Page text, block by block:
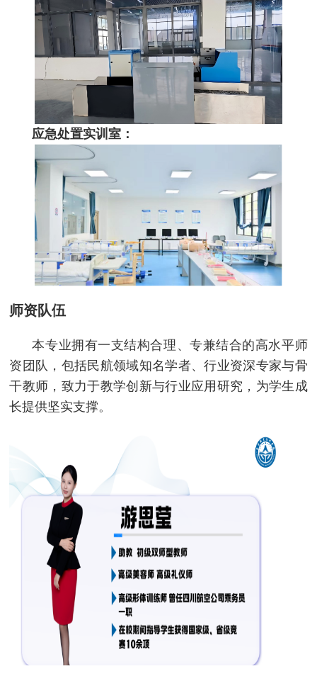
应急处置实训室：
师资队伍
本专业拥有一支结构合理、专兼结合的高水平师
资团队，包括民航领域知名学者、行业资深专家与骨
干教师，致力于教学创新与行业应用研究，为学生成
长提供坚实支撑。